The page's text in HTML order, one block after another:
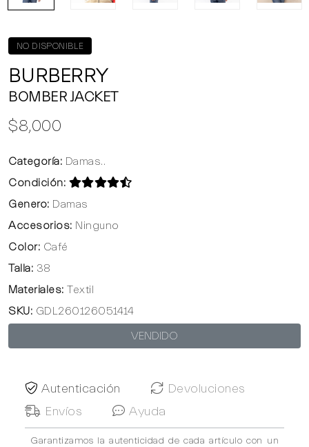
NO DISPONIBLE
BURBERRY
BOMBER JACKET
$8,000
Categoría: Damas..
Condición:
Genero: Damas
Accesorios: Ninguno
Color: Café
Talla: 38
Materiales: Textil
SKU: GDL260126051414
VENDIDO
Autenticación
Devoluciones
Envíos
Ayuda
Garantizamos la autenticidad de cada artículo con un